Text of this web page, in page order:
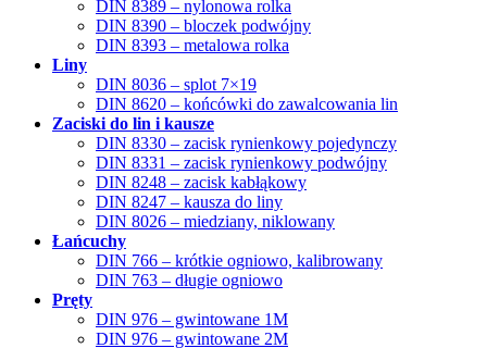
DIN 8389 – nylonowa rolka
DIN 8390 – bloczek podwójny
DIN 8393 – metalowa rolka
Liny
DIN 8036 – splot 7×19
DIN 8620 – końcówki do zawalcowania lin
Zaciski do lin i kausze
DIN 8330 – zacisk rynienkowy pojedynczy
DIN 8331 – zacisk rynienkowy podwójny
DIN 8248 – zacisk kabłąkowy
DIN 8247 – kausza do liny
DIN 8026 – miedziany, niklowany
Łańcuchy
DIN 766 – krótkie ogniowo, kalibrowany
DIN 763 – długie ogniowo
Pręty
DIN 976 – gwintowane 1M
DIN 976 – gwintowane 2M